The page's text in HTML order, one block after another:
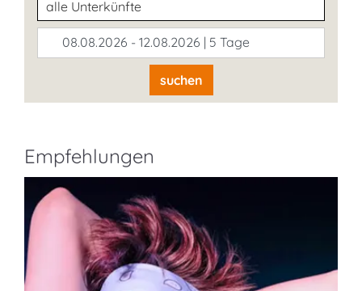
08.08.2026 - 12.08.2026 | 5 Tage
suchen
Empfehlungen